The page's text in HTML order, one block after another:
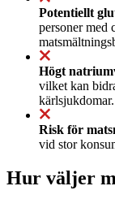
Potentiellt
personer med
Högt
vilket kan
kärlsjukdomar.
Risk för
vid stor
Hur väljer